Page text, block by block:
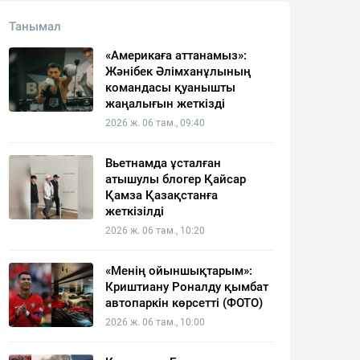
Танымал
«Америкаға аттанамыз»:
Жәнібек Әлімханұлының
командасы қуанышты
жаңалығын жеткізді
2026 ж. 06 там., 09:40
Вьетнамда ұсталған
атышулы блогер Қайсар
Қамза Қазақстанға
жеткізілді
2026 ж. 06 там., 10:20
«Менің ойыншықтарым»:
Криштиану Роналду қымбат
автопаркін көрсетті (ФОТО)
2026 ж. 06 там., 10:00